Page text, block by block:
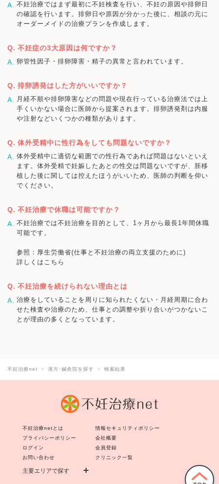
不妊治療ではまず最初に不妊検査を行い、不妊の原因や排卵日
の確認を行います。排卵日や原因が分かった後に、相談の元に
オーダーメイドの治療プランを作成します。
不妊症の3大原因は何ですか？
卵管性因子・排卵障害・精子の異常と言われています。
排卵誘発はした方がいいですか？
月経不順や排卵障害などの問題や現在行っている治療法では上
手くいかない場合に医師から提案されます。排卵誘発剤は内服
や注射などいくつかの種類があります。
体外受精中に性行為をしても問題ないですか？
体外受精中に適切な範囲での性行為であれば問題はないといえ
ます。体外受精で妊娠したあとの性交は問題ないですが、胚移
植した後に関しては控えたほうがいいため、医師の判断を仰い
でください。
不妊治療で休職は可能ですか？
不妊治療では不妊治療を目的として、1ヶ月から最長1年間休職
可能です。
参照：厚生労働省(仕事と不妊治療の両立支援のために)
詳しくはこちら
不妊治療を続けられない理由とは
治療をしていることを周りに知られたくない・月経周期に合わ
せた検査や治療のため、仕事との調整や折り合いがつかないこ
とが理由の多くとなっています。
不妊治療net 漢方･鍼灸院を探す 検索結果
不妊治療netとは
情報セキュリティポリシー
プライバシーポリシー
会社概要
ログイン
会員登録
お問い合わせ
クリニック一覧
主要エリアで探す